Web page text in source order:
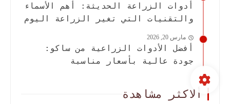
أدوات الزراعة الحديثة: أهم الأسماء
والتقنيات التي تغير الزراعة اليوم
مارس 20, 2026
أفضل الأدوات الزراعية من ساكو:
جودة عالية بأسعار مناسبة
ألاكثر مشاهدة